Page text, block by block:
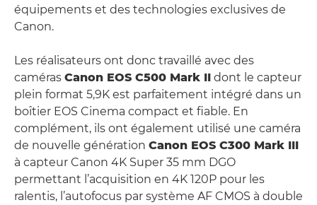
équipements et des technologies exclusives de
Canon.
Les réalisateurs ont donc travaillé avec des
caméras Canon EOS C500 Mark II dont le capteur
plein format 5,9K est parfaitement intégré dans un
boîtier EOS Cinema compact et fiable. En
complément, ils ont également utilisé une caméra
de nouvelle génération Canon EOS C300 Mark III
à capteur Canon 4K Super 35 mm DGO
permettant l’acquisition en 4K 120P pour les
ralentis, l’autofocus par système AF CMOS à double